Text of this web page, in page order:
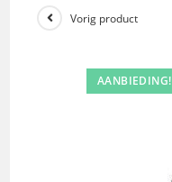
AANBIEDING!
Vorig product